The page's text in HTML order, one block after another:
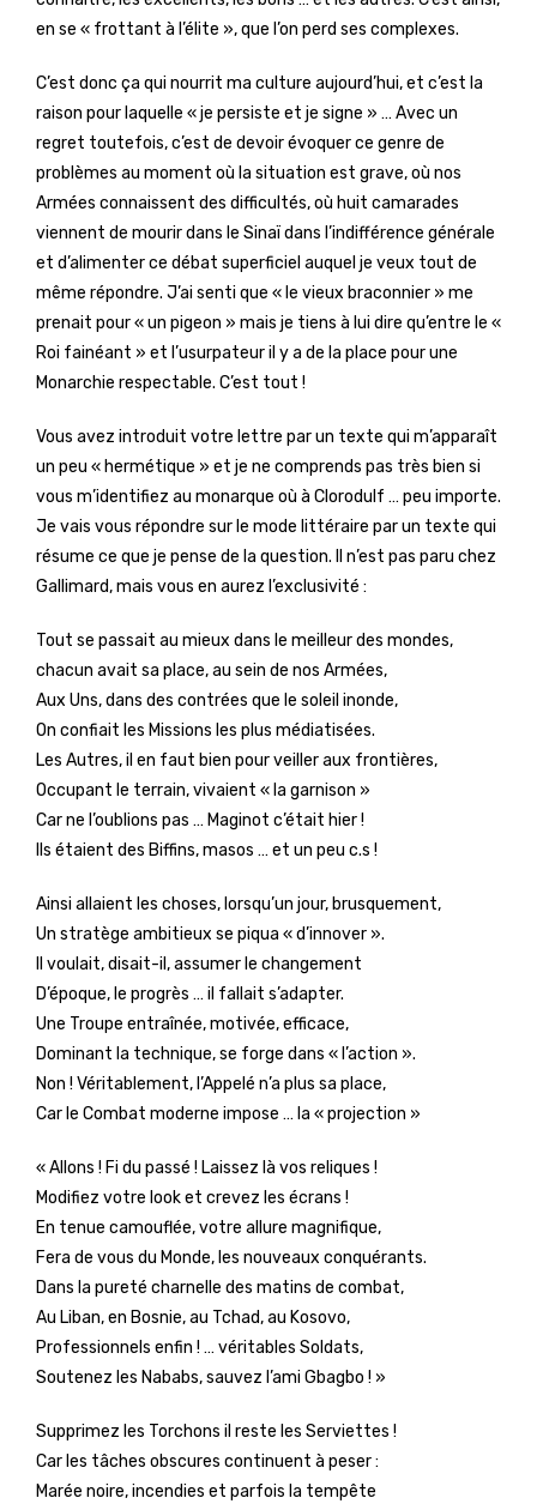
en se « frottant à l’élite », que l’on perd ses complexes.
C’est donc ça qui nourrit ma culture aujourd’hui, et c’est la
raison pour laquelle « je persiste et je signe » … Avec un
regret toutefois, c’est de devoir évoquer ce genre de
problèmes au moment où la situation est grave, où nos
Armées connaissent des difficultés, où huit camarades
viennent de mourir dans le Sinaï dans l’indifférence générale
et d’alimenter ce débat superficiel auquel je veux tout de
même répondre. J’ai senti que « le vieux braconnier » me
prenait pour « un pigeon » mais je tiens à lui dire qu’entre le «
Roi fainéant » et l’usurpateur il y a de la place pour une
Monarchie respectable. C’est tout !
Vous avez introduit votre lettre par un texte qui m’apparaît
un peu « hermétique » et je ne comprends pas très bien si
vous m’identifiez au monarque où à Clorodulf … peu importe.
Je vais vous répondre sur le mode littéraire par un texte qui
résume ce que je pense de la question. Il n’est pas paru chez
Gallimard, mais vous en aurez l’exclusivité :
Tout se passait au mieux dans le meilleur des mondes,
chacun avait sa place, au sein de nos Armées,
Aux Uns, dans des contrées que le soleil inonde,
On confiait les Missions les plus médiatisées.
Les Autres, il en faut bien pour veiller aux frontières,
Occupant le terrain, vivaient « la garnison »
Car ne l’oublions pas … Maginot c’était hier !
Ils étaient des Biffins, masos … et un peu c.s !
Ainsi allaient les choses, lorsqu’un jour, brusquement,
Un stratège ambitieux se piqua « d’innover ».
Il voulait, disait-il, assumer le changement
D’époque, le progrès … il fallait s’adapter.
Une Troupe entraînée, motivée, efficace,
Dominant la technique, se forge dans « l’action ».
Non ! Véritablement, l’Appelé n’a plus sa place,
Car le Combat moderne impose … la « projection »
« Allons ! Fi du passé ! Laissez là vos reliques !
Modifiez votre look et crevez les écrans !
En tenue camouflée, votre allure magnifique,
Fera de vous du Monde, les nouveaux conquérants.
Dans la pureté charnelle des matins de combat,
Au Liban, en Bosnie, au Tchad, au Kosovo,
Professionnels enfin ! … véritables Soldats,
Soutenez les Nababs, sauvez l’ami Gbagbo ! »
Supprimez les Torchons il reste les Serviettes !
Car les tâches obscures continuent à peser :
Marée noire, incendies et parfois la tempête